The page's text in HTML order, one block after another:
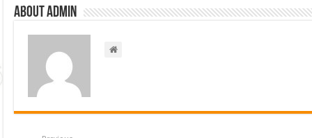
About admin